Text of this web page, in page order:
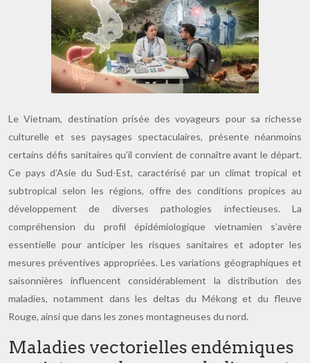
Le Vietnam, destination prisée des voyageurs pour sa richesse
culturelle et ses paysages spectaculaires, présente néanmoins
certains défis sanitaires qu’il convient de connaître avant le départ.
Ce pays d’Asie du Sud-Est, caractérisé par un climat tropical et
subtropical selon les régions, offre des conditions propices au
développement de diverses pathologies infectieuses. La
compréhension du profil épidémiologique vietnamien s’avère
essentielle pour anticiper les risques sanitaires et adopter les
mesures préventives appropriées. Les variations géographiques et
saisonnières influencent considérablement la distribution des
maladies, notamment dans les deltas du Mékong et du fleuve
Rouge, ainsi que dans les zones montagneuses du nord.
Maladies vectorielles endémiques